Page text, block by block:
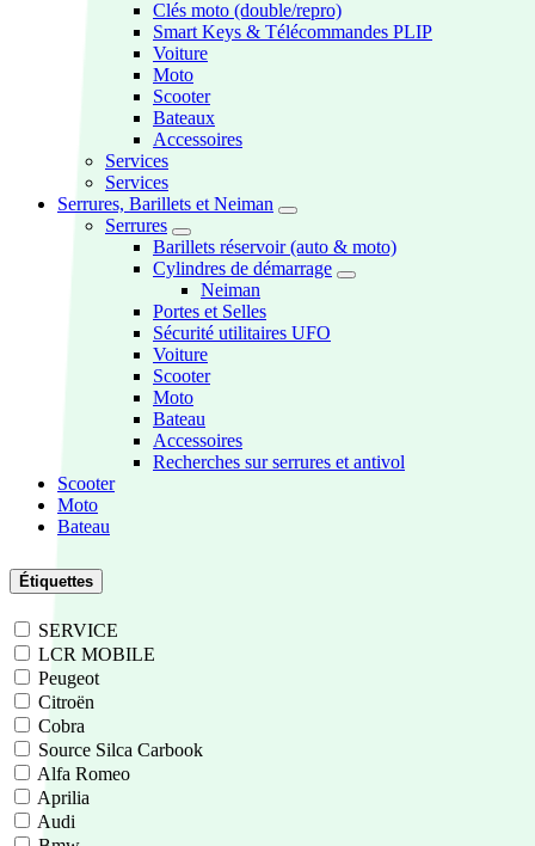
Clés moto (double/repro)
Smart Keys & Télécommandes PLIP
Voiture
Moto
Scooter
Bateaux
Accessoires
Services
Services
Serrures, Barillets et Neiman
Serrures
Barillets réservoir (auto & moto)
Cylindres de démarrage
Neiman
Portes et Selles
Sécurité utilitaires UFO
Voiture
Scooter
Moto
Bateau
Accessoires
Recherches sur serrures et antivol
Scooter
Moto
Bateau
Étiquettes
SERVICE
LCR MOBILE
Peugeot
Citroën
Cobra
Source Silca Carbook
Alfa Romeo
Aprilia
Audi